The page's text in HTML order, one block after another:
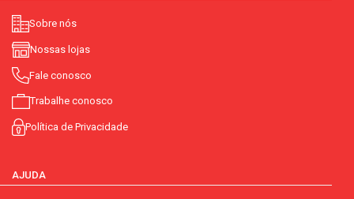
Sobre nós
Nossas lojas
Fale conosco
Trabalhe conosco
Política de Privacidade
AJUDA